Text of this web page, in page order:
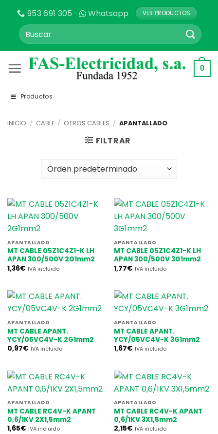
contenido
953 691 305 Whatsapp VER PRODUCTOS
Buscar
por:
0
Productos
INICIO / CABLE / OTROS CABLES / APANTALLADO
FILTRAR
APANTALLADO
MT CABLE 05Z1C4Z1-K LH
APAN 300/500V 2G1mm2
1,36€ IVA incluido
APANTALLADO
MT CABLE 05Z1C4Z1-K LH
APAN 300/500V 3G1mm2
1,77€ IVA incluido
APANTALLADO
MT CABLE APANT.
YCY/05VC4V-K 2G1mm2
0,97€ IVA incluido
APANTALLADO
MT CABLE APANT.
YCY/05VC4V-K 3G1mm2
1,67€ IVA incluido
APANTALLADO
MT CABLE RC4V-K APANT
0,6/1KV 2X1,5mm2
1,65€ IVA incluido
APANTALLADO
MT CABLE RC4V-K APANT
0,6/1KV 3X1,5mm2
2,15€ IVA incluido